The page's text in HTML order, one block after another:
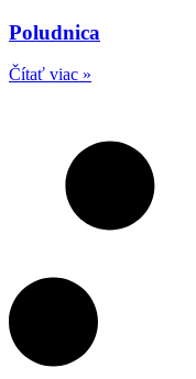
Poludnica
Čítať viac »